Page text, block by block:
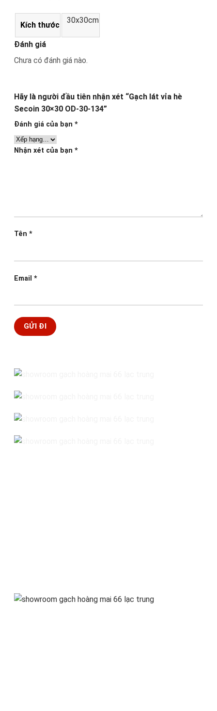
Kích thước
30x30cm
Đánh giá
Chưa có đánh giá nào.
Hãy là người đầu tiên nhận xét “Gạch lát vỉa hè
Secoin 30×30 OD-30-134”
Đánh giá của bạn *
Nhận xét của bạn *
Tên *
Email *